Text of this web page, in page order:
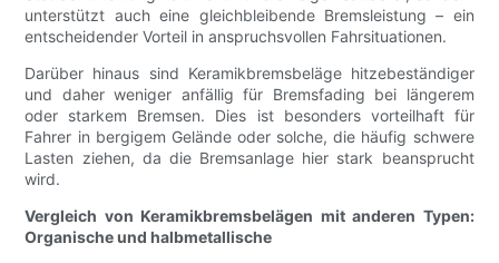
unterstützt auch eine gleichbleibende Bremsleistung – ein
entscheidender Vorteil in anspruchsvollen Fahrsituationen.
Darüber hinaus sind Keramikbremsbeläge hitzebeständiger
und daher weniger anfällig für Bremsfading bei längerem
oder starkem Bremsen. Dies ist besonders vorteilhaft für
Fahrer in bergigem Gelände oder solche, die häufig schwere
Lasten ziehen, da die Bremsanlage hier stark beansprucht
wird.
Vergleich von Keramikbremsbelägen mit anderen Typen:
Organische und halbmetallische